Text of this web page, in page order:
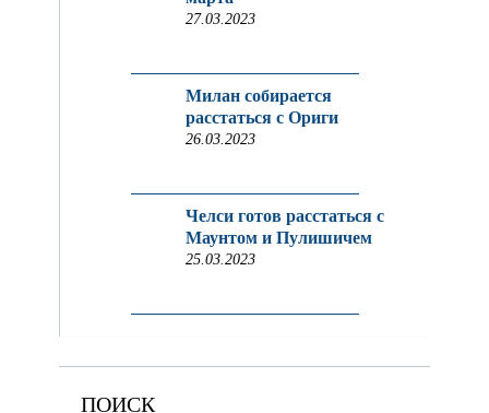
27.03.2023
Милан собирается
расстаться с Ориги
26.03.2023
Челси готов расстаться с
Маунтом и Пулишичем
25.03.2023
ПОИСК